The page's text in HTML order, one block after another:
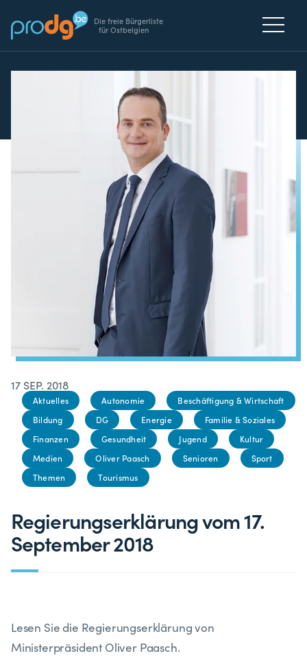
Die freie Bürgerliste
für Ostbelgien
17 SEP. 2018
Aktuelles Autonomie
Beschäftigung & Wirtschaft
Bildung
DG Energie
Familie & Soziales
Finanzen
Gesundheit Jugend
Kultur
Medien
Oliver Paasch Senioren
Sport
Themen
Tourismus
Regierungserklärung vom 17.
September 2018
Lesen Sie die Regierungserklärung von
Ministerpräsident Oliver Paasch.